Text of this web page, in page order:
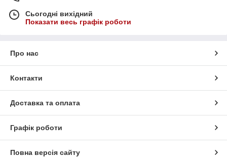
Сьогодні вихідний
Показати весь графік роботи
Про нас
Контакти
Доставка та оплата
Графік роботи
Повна версія сайту